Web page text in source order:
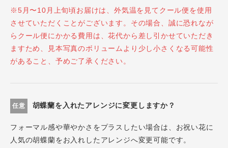
※5月〜10月上旬頃お届けは、外気温を見てクール便を使用
させていただくことがございます。その場合、誠に恐れなが
らクール便にかかる費用は、花代から差し引かせていただき
ますため、見本写真のボリュームより少し小さくなる可能性
があること、予めご了承ください。
任意 胡蝶蘭を入れたアレンジに変更しますか？
フォーマル感や華やかさをプラスしたい場合は、お祝い花に
人気の胡蝶蘭をお入れしたアレンジへ変更可能です。